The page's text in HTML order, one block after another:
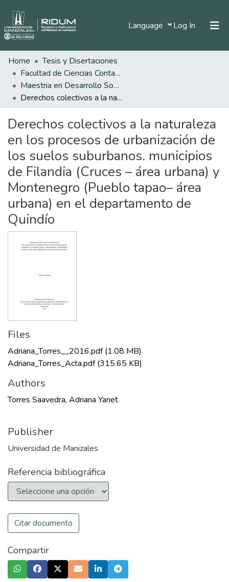
Language Log In (current)
Statistics
Home
Tesis y Disertaciones
Facultad de Ciencias Contables Económicas y Administrativas
Maestria en Desarrollo Sostenible y Medio Ambiente
Derechos colectivos a la naturaleza en los procesos de urbanización de los suelos suburbanos. municipios de Filandia (Cruces – área urbana) y Montenegro (Pueblo tapao– área urbana) en el departamento de Quindío
Derechos colectivos a la naturaleza
en los procesos de urbanización de
los suelos suburbanos. municipios
de Filandia (Cruces – área urbana) y
Montenegro (Pueblo tapao– área
urbana) en el departamento de
Quindío
Files
Adriana_Torres__2016.pdf(1.08 MB)
Adriana_Torres_Acta.pdf(315.65 KB)
Authors
Torres Saavedra, Adriana Yanet
Publisher
Universidad de Manizales
Referencia bibliográfica
Citar documento
Compartir